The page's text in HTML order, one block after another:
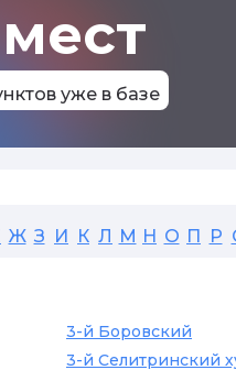
уже в базе
Ж З И К Л М Н О П Р
3-й Боровский
3-й Селитринский